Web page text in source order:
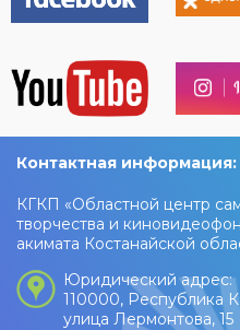
Контактная информация:
КГКП «Областной центр
творчества и
акимата Костанайской
Юридический адрес:
110000, Республика
улица Лермонтова, 15